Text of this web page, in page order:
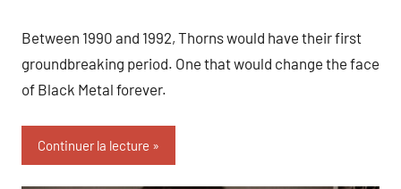
Between 1990 and 1992, Thorns would have their first
groundbreaking period. One that would change the face
of Black Metal forever.
Continuer la lecture